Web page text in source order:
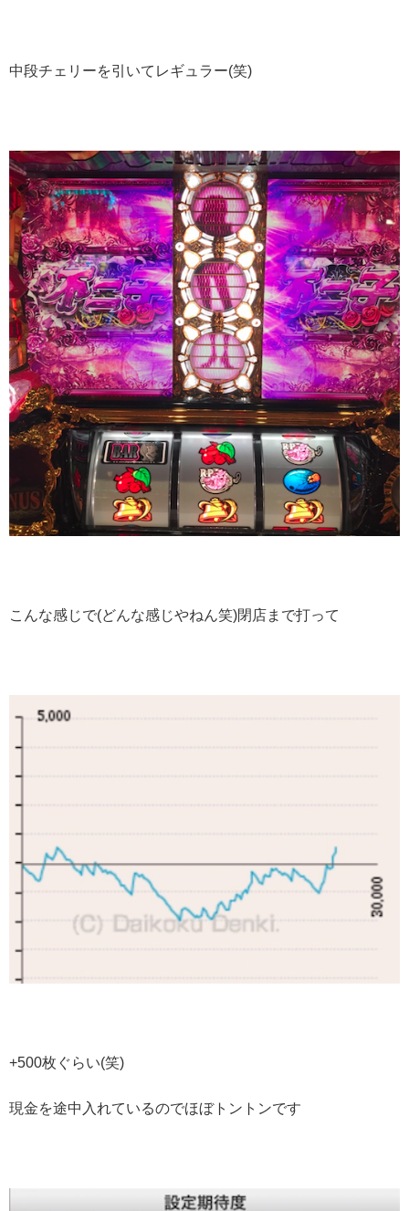
中段チェリーを引いてレギュラー(笑)
こんな感じで(どんな感じやねん笑)閉店まで打って
+500枚ぐらい(笑)
現金を途中入れているのでほぼトントンです